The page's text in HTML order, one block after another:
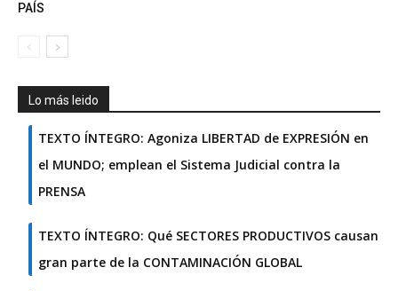
PAÍS
Lo más leido
TEXTO ÍNTEGRO: Agoniza LIBERTAD de EXPRESIÓN en
el MUNDO; emplean el Sistema Judicial contra la
PRENSA
TEXTO ÍNTEGRO: Qué SECTORES PRODUCTIVOS causan
gran parte de la CONTAMINACIÓN GLOBAL